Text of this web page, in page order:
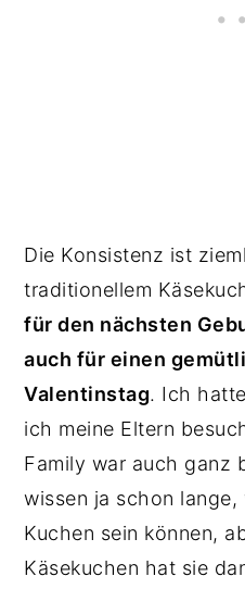
Die Konsistenz ist
traditionellem
für den nächsten
auch für einen
Valentinstag. Ich
ich meine Eltern
Family war auch ganz
wissen ja schon
Kuchen sein können,
Käsekuchen hat sie